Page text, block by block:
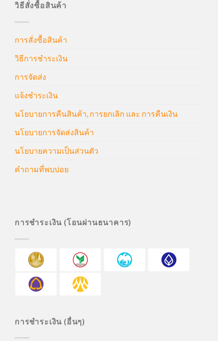
วิธีสั่งซื้อสินค้า
การสั่งซื้อสินค้า
วิธีการชำระเงิน
การจัดส่ง
แจ้งชำระเงิน
นโยบายการคืนสินค้า, การยกเลิก และ การคืนเงิน
นโยบายการจัดส่งสินค้า
นโยบายความเป็นส่วนตัว
คำถามที่พบบ่อย
การชำระเงิน (โอนผ่านธนาคาร)
การชำระเงิน (อื่นๆ)